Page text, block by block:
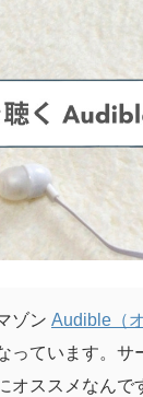
ゾン Audible（
っています。サ
オススメなんで